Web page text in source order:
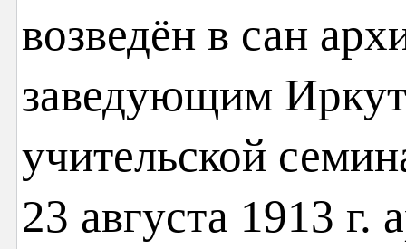
возведён в сан
заведующим
учительской
23 августа 1913 г.